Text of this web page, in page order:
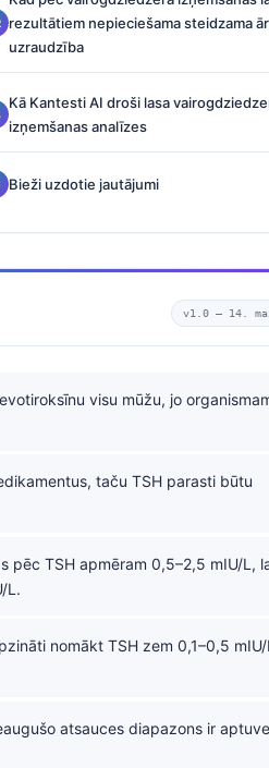
rezultātiem nepieciešama steidzama
uzraudzība
Kā Kantesti AI droši lasa
izņemšanas analīzes
Bieži uzdotie jautājumi
v1.0 — 14.
visu mūžu, jo
taču TSH parasti būtu
pēc TSH apmēram 0,5–2,5 mIU/L,
L.
nomākt TSH zem 0,1–0,5 mIU/L
atsauces diapazons ir